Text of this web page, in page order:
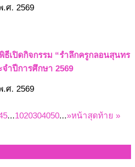
ศ. 2569
ธีเปิดกิจกรรม “รำลึกครูกลอนสุนทร
ำปีการศึกษา 2569
ศ. 2569
5...1020304050...»หน้าสุดท้าย »